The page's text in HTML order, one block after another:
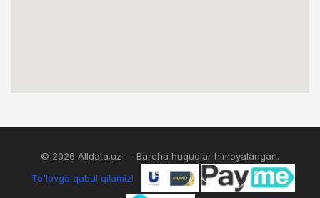
© 2026 Alldata.uz — Barcha huquqlar himoyalangan.
To'lovga qabul qilamiz!